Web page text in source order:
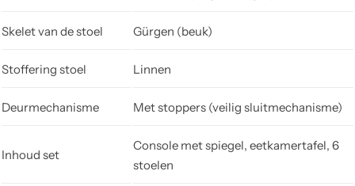
Skelet van de stoel Gürgen (beuk)
Stoffering stoel Linnen
Deurmechanisme Met stoppers (veilig sluitmechanisme)
Inhoud set
Console met spiegel, eetkamertafel, 6
stoelen